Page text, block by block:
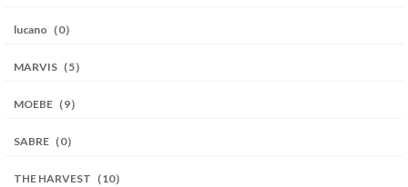
lucano（0）
MARVIS（5）
MOEBE（9）
SABRE（0）
THE HARVEST（10）